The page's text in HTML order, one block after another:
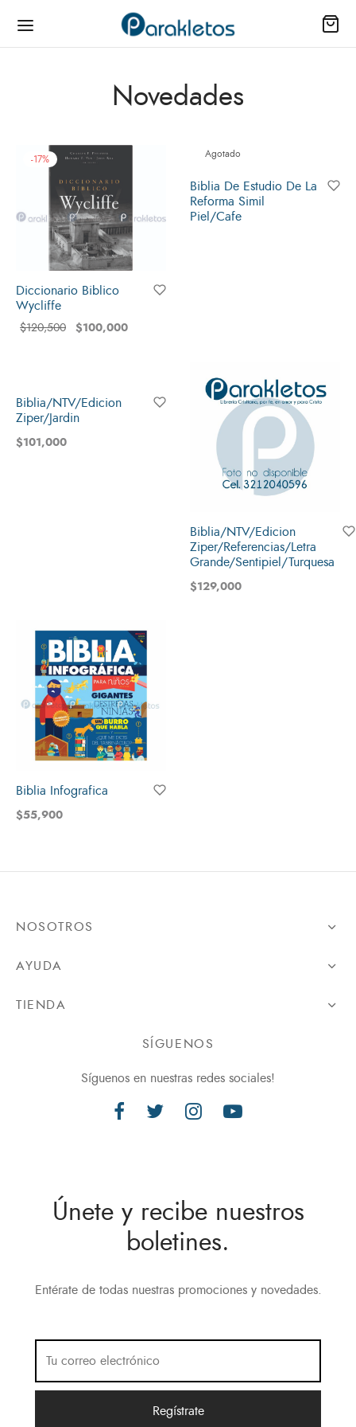
Novedades
-17%
Diccionario Biblico
Wycliffe
$120,500 $100,000
Agotado
Biblia De Estudio De La
Reforma Simil
Piel/Cafe
Biblia/NTV/Edicion
Ziper/Jardin
$101,000
Biblia/NTV/Edicion
Ziper/Referencias/Letra
Grande/Sentipiel/Turquesa
$129,000
Biblia Infografica
$55,900
NOSOTROS
AYUDA
TIENDA
SÍGUENOS
Síguenos en nuestras redes sociales!
Únete y recibe nuestros
boletines.
Entérate de todas nuestras promociones y novedades.